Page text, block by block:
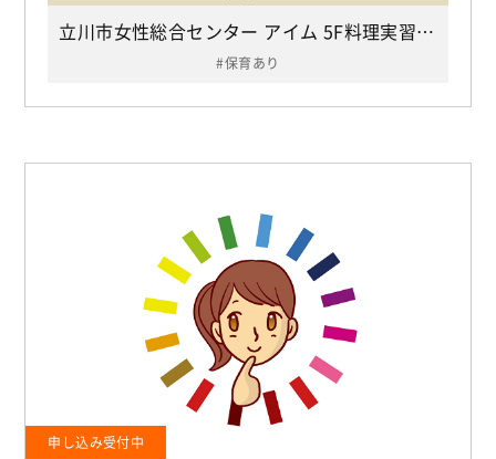
立川市女性総合センター アイム 5F料理実習室（JR「立川駅」下車北口より徒歩7分、多摩都市モノレール「立川北駅」下車国営昭和記念公園方面出口より徒歩5分/立川市曙町2-36-2）
保育あり
申し込み受付中